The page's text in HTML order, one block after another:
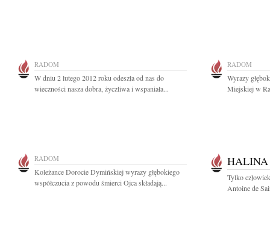
RADOM
W dniu 2 lutego 2012 roku odeszła od nas do
wieczności nasza dobra, życzliwa i wspaniała...
RADOM
Wyrazy
Miejskiej w
RADOM
Koleżance Dorocie Dymińskiej wyrazy głębokiego
współczucia z powodu śmierci Ojca składają...
Tylko
Antoine de